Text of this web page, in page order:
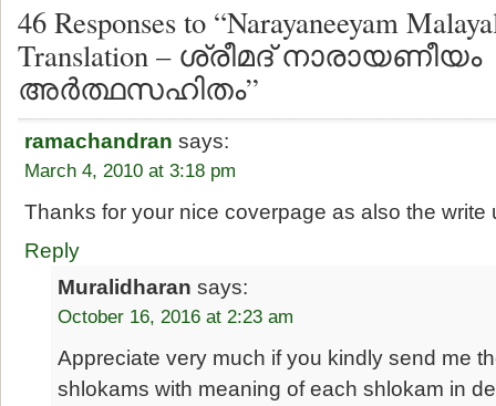
46 Responses to “Narayaneeyam
Translation – ശ്രീമദ് നാരായണീയം
അര്‍ത്ഥസഹിതം”
ramachandran says:
March 4, 2010 at 3:18 pm
Thanks for your nice coverpage as also the write
Reply
Muralidharan says:
October 16, 2016 at 2:23 am
Appreciate very much if you kindly send me
shlokams with meaning of each shlokam in